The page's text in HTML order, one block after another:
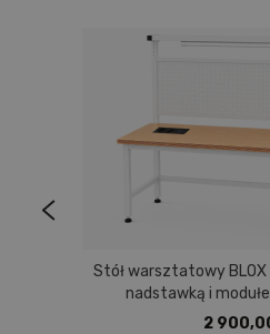
Stół warsztatowy
nadstawką i
Prostokąt 1200x600
2